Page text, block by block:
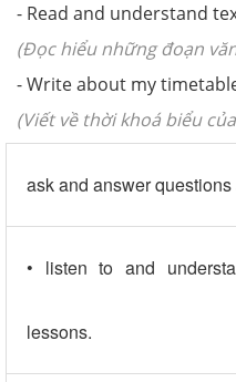
- Read and understand
(Đọc hiểu những đoạn
- Write about my
(Viết về thời khoá biểu
ask and answer
• listen to and
lessons.